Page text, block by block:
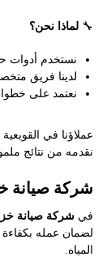
🔧لماذا نحن؟
نستخدم أدوات
لدينا فريق
نعتمد على
عملاؤنا في
نقدمه من نتائج
شركة صيانة
فيشركة صيانة
لضمان عمله
المياه.